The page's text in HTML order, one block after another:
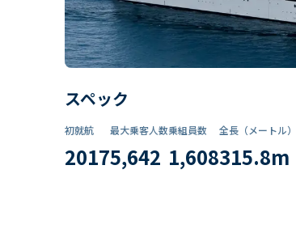
スペック
初就航
2017
最大乗客人数
5,642
乗組員数​
1,608
全長（メートル）
315.8m